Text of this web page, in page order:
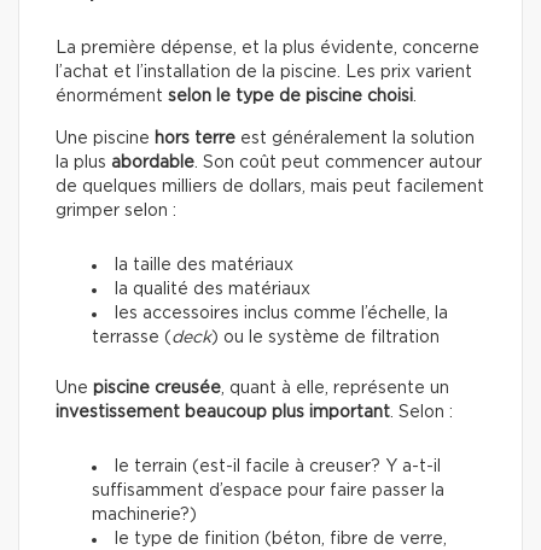
La première dépense, et la plus évidente, concerne
l’achat et l’installation de la piscine. Les prix varient
énormément selon le type de piscine choisi.
Une piscine hors terre est généralement la solution
la plus abordable. Son coût peut commencer autour
de quelques milliers de dollars, mais peut facilement
grimper selon :
la taille des matériaux
la qualité des matériaux
les accessoires inclus comme l’échelle, la
terrasse ( deck) ou le système de filtration
Une piscine creusée, quant à elle, représente un
investissement beaucoup plus important. Selon :
le terrain (est-il facile à creuser? Y a-t-il
suffisamment d’espace pour faire passer la
machinerie?)
le type de finition (béton, fibre de verre,